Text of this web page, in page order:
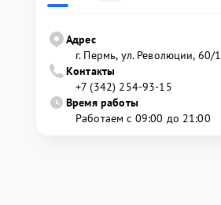
Адрес
г. Пермь, ул. ​Революции, 60/1
Контакты
+7 (342) 254-93-15
Время работы
Работаем с 09:00 до 21:00